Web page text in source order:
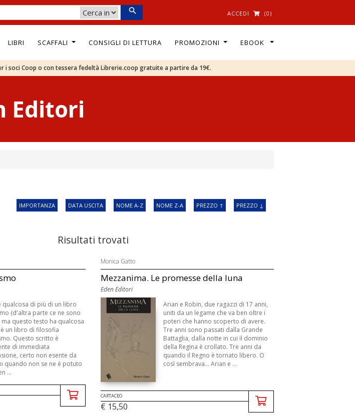
ACCEDI (0)
LIBRI SCAFFALI CONSIGLI DI LETTURA PROMOZIONI EBOOK
i soci Coop o con tessera fedeltà Librerie.coop gratuite a partire da 19€.
Editori
IMPORTANZA DATA USCITA NOME A-Z NOME Z-A PREZZO ↑ PREZZO ↓
Risultati trovati
qualcosa di più di un libro
(d'altra parte ce ne sono
ma questo testo ha qualcosa
un libro di filosofia
Questo scritto è
di immediata
certo non esente da
quando non se ne è potuto
...
Monica Gatto
Mezzanima. Le promesse della luna
Eden Editori
Arian e Robin, due ragazzi di 17 anni,
uniti da un legame che va ben oltre i
poteri che hanno scoperto di avere.
Tre anni sono passati dalla Grande
Battaglia, dalla notte in cui il dominio
della Regina è crollato. Tre anni da
quando il Regno è tornato libero. O
così sembrava... Arian e ...
CARTACEO
€ 15,50